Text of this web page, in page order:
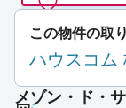
この物件の取
ハウスコム
メゾン・ド・